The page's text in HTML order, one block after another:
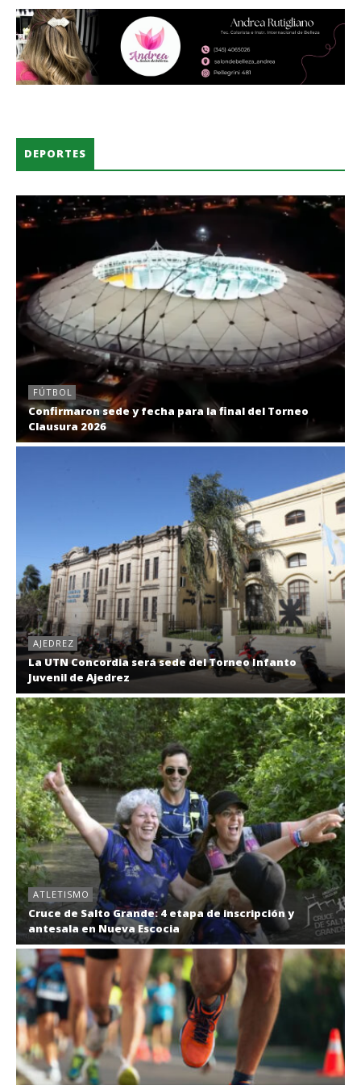
en la UTN Concordia
6 de agosto de 2026
Capacitación sobre catering y servicios
distintos barrios de la ciudad
DEPORTES
FÚTBOL
Confirmaron sede y fecha para la final del Torneo
Clausura 2026
AJEDREZ
La UTN Concordia será sede del Torneo Infanto
Juvenil de Ajedrez
ATLETISMO
Cruce de Salto Grande: 4 etapa de inscripción y
antesala en Nueva Escocia